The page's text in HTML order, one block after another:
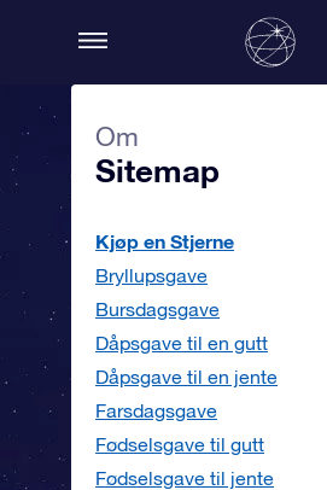
Om
Sitemap
Kjøp en Stjerne
Bryllupsgave
Bursdagsgave
Dåpsgave til en gutt
Dåpsgave til en jente
Farsdagsgave
Fødselsgave til gutt
Fødselsgave til jente